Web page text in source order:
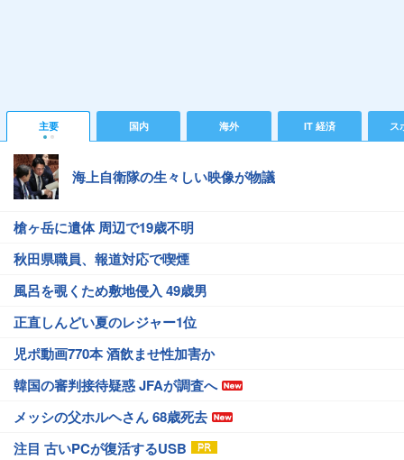
主要 国内 海外 IT 経済 ス
海上自衛隊の生々しい映像が物議
槍ヶ岳に遺体 周辺で19歳不明
秋田県職員、報道対応で喫煙
風呂を覗くため敷地侵入 49歳男
正直しんどい夏のレジャー1位
児ポ動画770本 酒飲ませ性加害か
韓国の審判接待疑惑 JFAが調査へ
メッシの父ホルヘさん 68歳死去
注目 古いPCが復活するUSB